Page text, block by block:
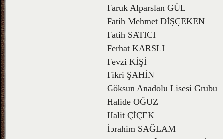
Faruk Alparslan GÜL
Fatih Mehmet DİŞÇEKEN
Fatih SATICI
Ferhat KARSLI
Fevzi KİŞİ
Fikri ŞAHİN
Göksun Anadolu Lisesi Grubu
Halide OĞUZ
Halit ÇİÇEK
İbrahim SAĞLAM